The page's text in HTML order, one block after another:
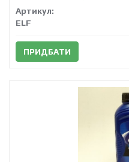
Артикул:
ELF
ПРИДБАТИ